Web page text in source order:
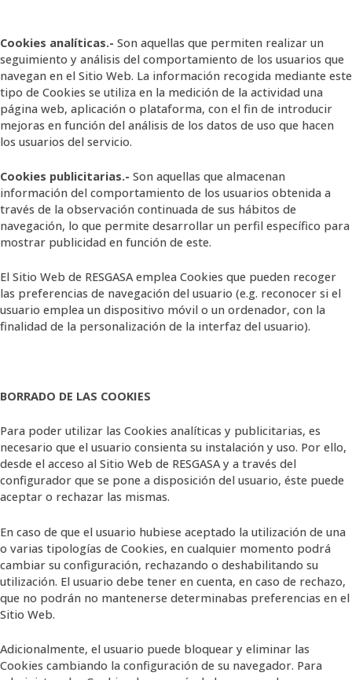
Cookies analíticas.- Son aquellas que permiten realizar un
seguimiento y análisis del comportamiento de los usuarios que
navegan en el Sitio Web. La información recogida mediante este
tipo de Cookies se utiliza en la medición de la actividad una
página web, aplicación o plataforma, con el fin de introducir
mejoras en función del análisis de los datos de uso que hacen
los usuarios del servicio.
Cookies publicitarias.- Son aquellas que almacenan
información del comportamiento de los usuarios obtenida a
través de la observación continuada de sus hábitos de
navegación, lo que permite desarrollar un perfil específico para
mostrar publicidad en función de este.
El Sitio Web de RESGASA emplea Cookies que pueden recoger
las preferencias de navegación del usuario (e.g. reconocer si el
usuario emplea un dispositivo móvil o un ordenador, con la
finalidad de la personalización de la interfaz del usuario).
BORRADO DE LAS COOKIES
Para poder utilizar las Cookies analíticas y publicitarias, es
necesario que el usuario consienta su instalación y uso. Por ello,
desde el acceso al Sitio Web de RESGASA y a través del
configurador que se pone a disposición del usuario, éste puede
aceptar o rechazar las mismas.
En caso de que el usuario hubiese aceptado la utilización de una
o varias tipologías de Cookies, en cualquier momento podrá
cambiar su configuración, rechazando o deshabilitando su
utilización. El usuario debe tener en cuenta, en caso de rechazo,
que no podrán no mantenerse determinabas preferencias en el
Sitio Web.
Adicionalmente, el usuario puede bloquear y eliminar las
Cookies cambiando la configuración de su navegador. Para